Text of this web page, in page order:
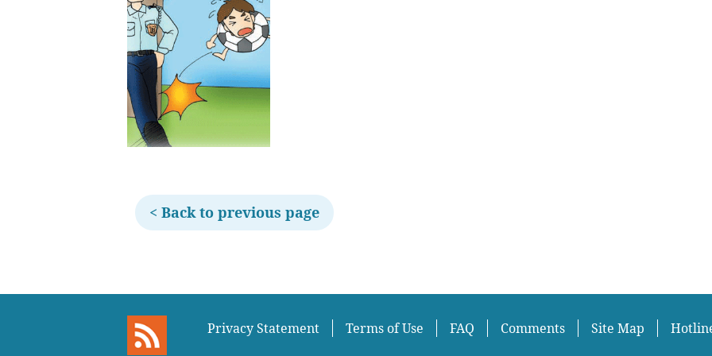
< Back to previous page
Privacy Statement Terms of Use FAQ Comments Site Map